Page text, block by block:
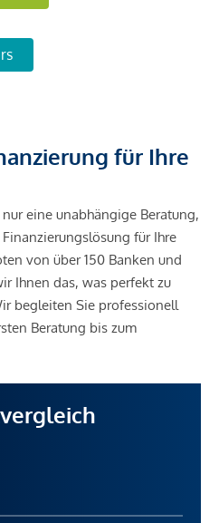
für Ihre
eine unabhängige Beratung,
für Ihre
von über 150 Banken und
Ihnen das, was perfekt zu
begleiten Sie professionell
Beratung bis zum